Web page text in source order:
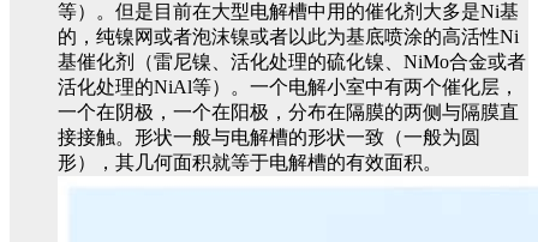
等）。 但是目前在大型电解槽中用的催化剂大多是Ni基
的，纯镍网或者泡沫镍或者以此为基底喷涂的高活性Ni
基催化剂（雷尼镍、活化处理的硫化镍、NiMo合金或者
活化处理的NiAl等）。 一个电解小室中有两个催化层，
一个在阴极，一个在阳极，分布在隔膜的两侧与隔膜直
接接触。 形状一般与电解槽的形状一致 （一般为圆
形），其几何面积就等于电解槽的有效面积。